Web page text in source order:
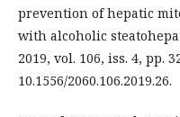
prevention of hepatic
with alcoholic
2019, vol. 106, iss. 4, pp.
10.1556/2060.106.2019.26.